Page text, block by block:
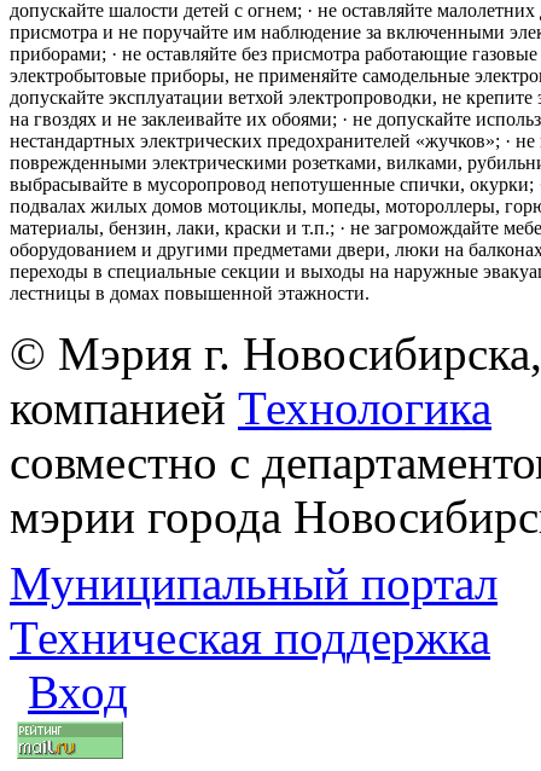
допускайте шалости детей с огнем; · не оставляйте малолетних
присмотра и не поручайте им наблюдение за включенными
приборами; · не оставляйте без присмотра работающие
электробытовые приборы, не применяйте самодельные
допускайте эксплуатации ветхой электропроводки, не крепите
на гвоздях и не заклеивайте их обоями; · не допускайте
нестандартных электрических предохранителей «жучков»; · не
поврежденными электрическими розетками, вилками,
выбрасывайте в мусоропровод непотушенные спички, окурки;
подвалах жилых домов мотоциклы, мопеды, мотороллеры,
материалы, бензин, лаки, краски и т.п.; · не загромождайте
оборудованием и другими предметами двери, люки на
переходы в специальные секции и выходы на наружные
лестницы в домах повышенной этажности.
© Мэрия г.
компанией Технологика
совместно с
мэрии города
Муниципальный портал
Техническая поддержка
Вход